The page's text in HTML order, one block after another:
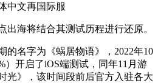
中文再国际服
出海将结合其测试历程进行还原。
的名字为《蜗居物语》，2022年10
）开启了iOS端测试，同年11月游
光》，该时间段前后官方入驻各大